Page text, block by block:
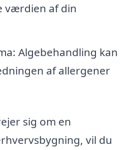
værdien af din
Algebehandling kan
af allergener
sig om en
vil du